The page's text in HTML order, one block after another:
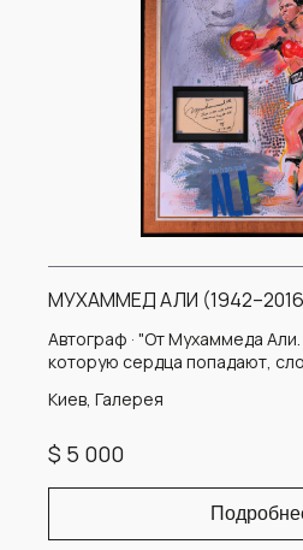
МУХАММЕД АЛИ
Автограф · "От Мухаммеда
которую сердца попадают,
Киев, Галерея
$ 5 000